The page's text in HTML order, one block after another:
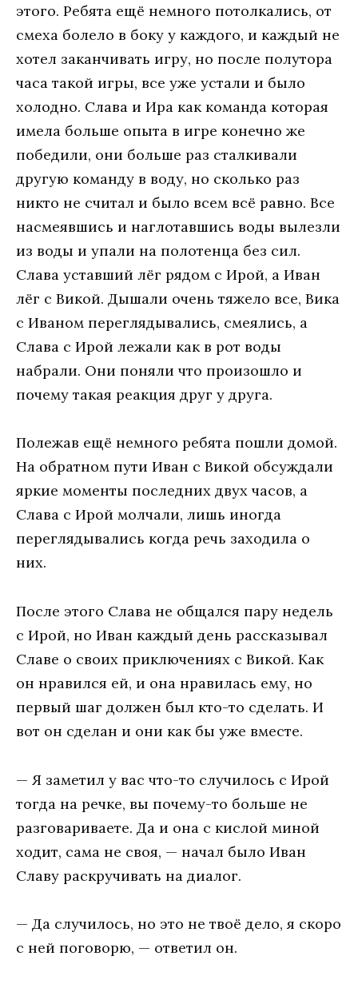
этого. Ребята ещё немного потолкались, от
смеха болело в боку у каждого, и каждый не
хотел заканчивать игру, но после полутора
часа такой игры, все уже устали и было
холодно. Слава и Ира как команда которая
имела больше опыта в игре конечно же
победили, они больше раз сталкивали
другую команду в воду, но сколько раз
никто не считал и было всем всё равно. Все
насмеявшись и наглотавшись воды вылезли
из воды и упали на полотенца без сил.
Слава уставший лёг рядом с Ирой, а Иван
лёг с Викой. Дышали очень тяжело все, Вика
с Иваном переглядывались, смеялись, а
Слава с Ирой лежали как в рот воды
набрали. Они поняли что произошло и
почему такая реакция друг у друга.
Полежав ещё немного ребята пошли домой.
На обратном пути Иван с Викой обсуждали
яркие моменты последних двух часов, а
Слава с Ирой молчали, лишь иногда
переглядывались когда речь заходила о
них.
После этого Слава не общался пару недель
с Ирой, но Иван каждый день рассказывал
Славе о своих приключениях с Викой. Как
он нравился ей, и она нравилась ему, но
первый шаг должен был кто-то сделать. И
вот он сделан и они как бы уже вместе.
— Я заметил у вас что-то случилось с Ирой
тогда на речке, вы почему-то больше не
разговариваете. Да и она с кислой миной
ходит, сама не своя, — начал было Иван
Славу раскручивать на диалог.
— Да случилось, но это не твоё дело, я скоро
с ней поговорю, — ответил он.